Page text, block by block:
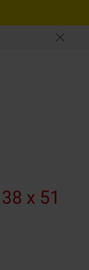
x 51